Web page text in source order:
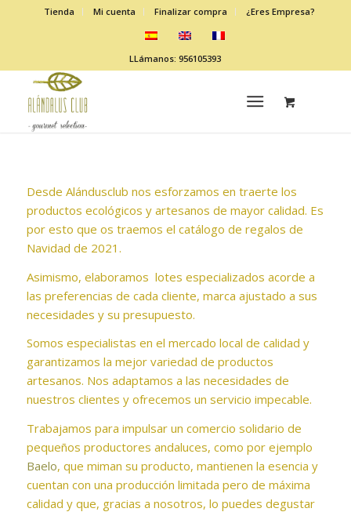
Tienda Mi cuenta Finalizar compra ¿Eres Empresa?
LLámanos: 956105393
Desde Alándusclub nos esforzamos en traerte los
productos ecológicos y artesanos de mayor calidad. Es
por esto que os traemos el catálogo de regalos de
Navidad de 2021.
Asimismo, elaboramos lotes especializados acorde a
las preferencias de cada cliente, marca ajustado a sus
necesidades y su presupuesto.
Somos especialistas en el mercado local de calidad y
garantizamos la mejor variedad de productos
artesanos. Nos adaptamos a las necesidades de
nuestros clientes y ofrecemos un servicio impecable.
Trabajamos para impulsar un comercio solidario de
pequeños productores andaluces, como por ejemplo
Baelo, que miman su producto, mantienen la esencia y
cuentan con una producción limitada pero de máxima
calidad y que, gracias a nosotros, lo puedes degustar